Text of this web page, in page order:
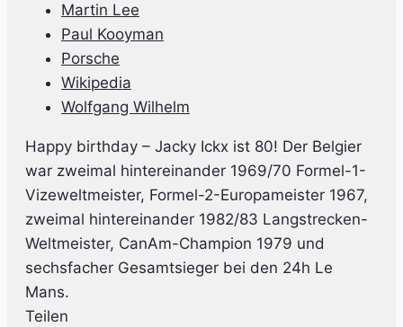
Martin Lee
Paul Kooyman
Porsche
Wikipedia
Wolfgang Wilhelm
Happy birthday – Jacky Ickx ist 80! Der Belgier
war zweimal hintereinander 1969/70 Formel-1-
Vizeweltmeister, Formel-2-Europameister 1967,
zweimal hintereinander 1982/83 Langstrecken-
Weltmeister, CanAm-Champion 1979 und
sechsfacher Gesamtsieger bei den 24h Le
Mans.
Teilen